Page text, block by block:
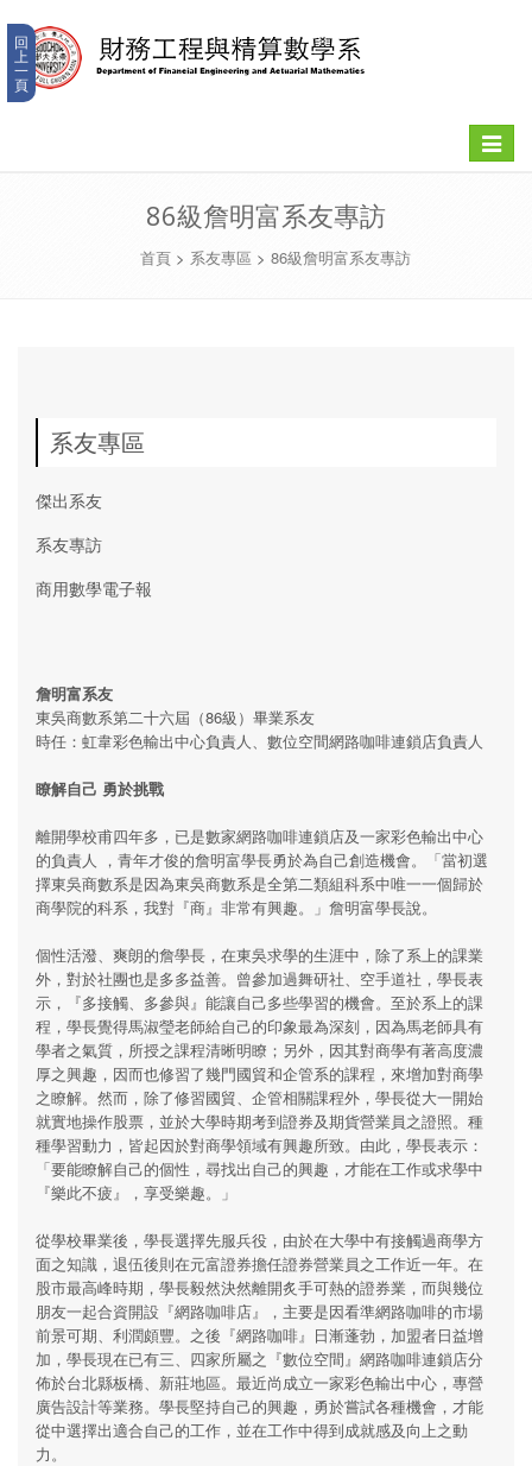
回
上
一
頁
Toggle
86級詹明富系友專訪
首頁> 系友專區 > 86級詹明富系友專訪
系友專區
傑出系友
系友專訪
商用數學電子報
詹明富系友
東吳商數系第二十六屆（86級）畢業系友
時任：虹韋彩色輸出中心負責人、數位空間網路咖啡連鎖店負責人
瞭解自己 勇於挑戰
離開學校甫四年多，已是數家網路咖啡連鎖店及一家彩色輸出中心
的負責人 ，青年才俊的詹明富學長勇於為自己創造機會。「當初選
擇東吳商數系是因為東吳商數系是全第二類組科系中唯一一個歸於
商學院的科系，我對『商』非常有興趣。」詹明富學長說。
個性活潑、爽朗的詹學長，在東吳求學的生涯中，除了系上的課業
外，對於社團也是多多益善。曾參加過舞研社、空手道社，學長表
示，『多接觸、多參與』能讓自己多些學習的機會。至於系上的課
程，學長覺得馬淑瑩老師給自己的印象最為深刻，因為馬老師具有
學者之氣質，所授之課程清晰明瞭；另外，因其對商學有著高度濃
厚之興趣，因而也修習了幾門國貿和企管系的課程，來增加對商學
之瞭解。然而，除了修習國貿、企管相關課程外，學長從大一開始
就實地操作股票，並於大學時期考到證券及期貨營業員之證照。種
種學習動力，皆起因於對商學領域有興趣所致。由此，學長表示：
「要能瞭解自己的個性，尋找出自己的興趣，才能在工作或求學中
『樂此不疲』，享受樂趣。」
從學校畢業後，學長選擇先服兵役，由於在大學中有接觸過商學方
面之知識，退伍後則在元富證券擔任證券營業員之工作近一年。在
股市最高峰時期，學長毅然決然離開炙手可熱的證券業，而與幾位
朋友一起合資開設『網路咖啡店』，主要是因看準網路咖啡的市場
前景可期、利潤頗豐。之後『網路咖啡』日漸蓬勃，加盟者日益增
加，學長現在已有三、四家所屬之『數位空間』網路咖啡連鎖店分
佈於台北縣板橋、新莊地區。最近尚成立一家彩色輸出中心，專營
廣告設計等業務。學長堅持自己的興趣，勇於嘗試各種機會，才能
從中選擇出適合自己的工作，並在工作中得到成就感及向上之動
力。